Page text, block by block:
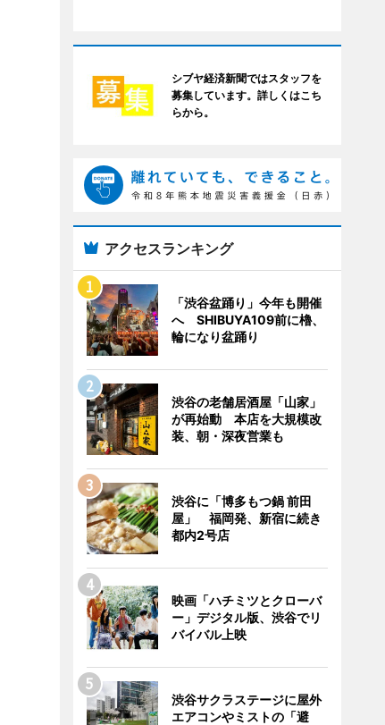
シブヤ経済新聞ではスタッフを
募集しています。詳しくはこち
らから。
アクセスランキング
「渋谷盆踊り」今年も開催
へ SHIBUYA109前に櫓、
輪になり盆踊り
渋谷の老舗居酒屋「山家」
が再始動 本店を大規模改
装、朝・深夜営業も
渋谷に「博多もつ鍋 前田
屋」 福岡発、新宿に続き
都内2号店
映画「ハチミツとクローバ
ー」デジタル版、渋谷でリ
バイバル上映
渋谷サクラステージに屋外
エアコンやミストの「避